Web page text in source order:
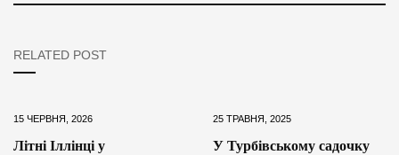
RELATED POST
15 ЧЕРВНЯ, 2026
Літні Іллінці у
25 ТРАВНЯ, 2025
У Турбівському садочку